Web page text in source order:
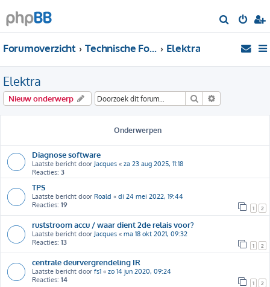
o
Forumoverzicht Technische Forums Elektra
Elektra
Nieuw onderwerp Zoek
Onderwerpen
Diagnose software
Laatste bericht door Jacques « za 23 aug 2025, 11:18
Reacties: 3
TPS
Laatste bericht door Roald « di 24 mei 2022, 19:44
Reacties: 19 1 2
ruststroom accu / waar dient 2de relais voor?
Laatste bericht door Jacques « ma 18 okt 2021, 09:32
Reacties: 13 1 2
centrale deurvergrendeling IR
Laatste bericht door fs1 « zo 14 jun 2020, 09:24
Reacties: 14 1 2